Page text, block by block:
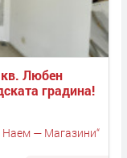
Любен
градина!
— Магазини“